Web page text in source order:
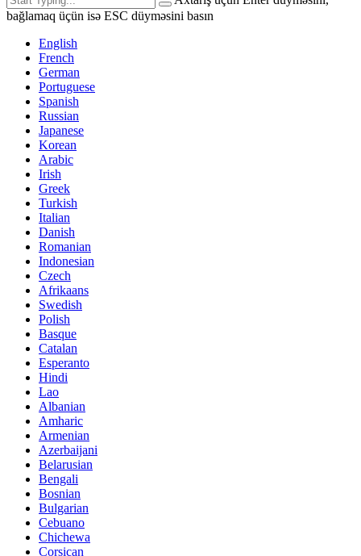
bağlamaq üçün isə ESC düyməsini basın
English
French
German
Portuguese
Spanish
Russian
Japanese
Korean
Arabic
Irish
Greek
Turkish
Italian
Danish
Romanian
Indonesian
Czech
Afrikaans
Swedish
Polish
Basque
Catalan
Esperanto
Hindi
Lao
Albanian
Amharic
Armenian
Azerbaijani
Belarusian
Bengali
Bosnian
Bulgarian
Cebuano
Chichewa
Corsican